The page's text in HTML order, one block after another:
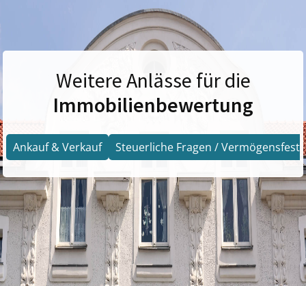
Weitere Anlässe für die
Immobilienbewertung
Ankauf & Verkauf Steuerliche Fragen /